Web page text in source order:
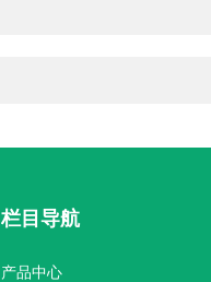
栏目导航
产品中心